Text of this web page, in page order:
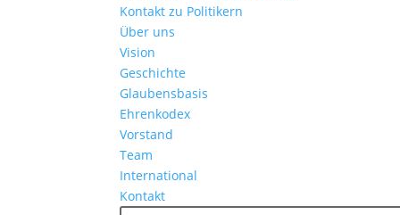
Kontakt zu Politikern
Über uns
Vision
Geschichte
Glaubensbasis
Ehrenkodex
Vorstand
Team
International
Kontakt